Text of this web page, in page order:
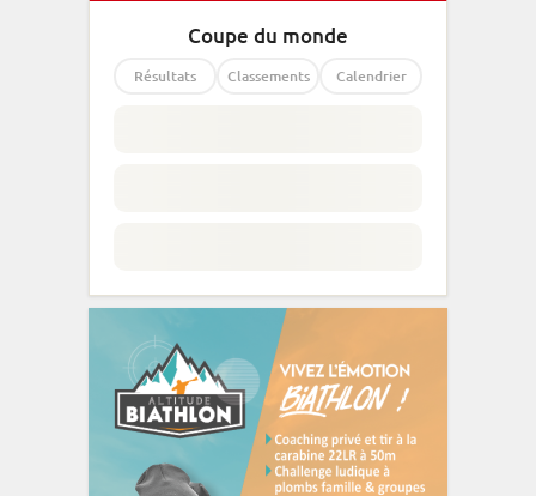
Coupe du monde
Résultats Classements Calendrier